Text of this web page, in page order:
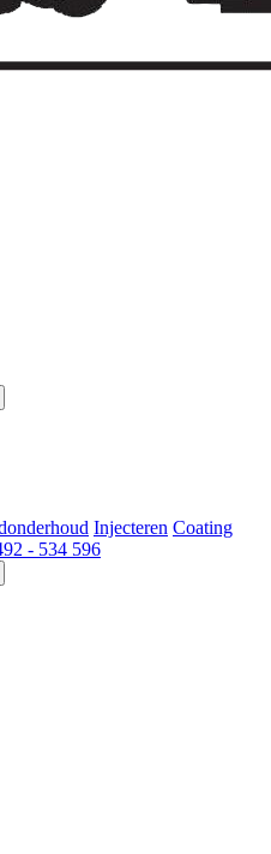
Injecteren Coating
- 534 596